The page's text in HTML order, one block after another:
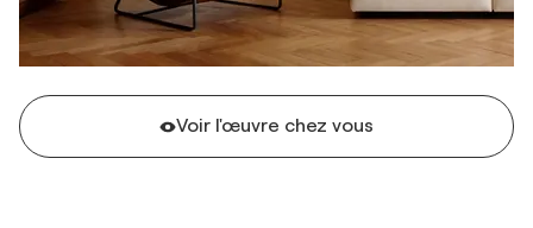
Voir l'œuvre chez vous